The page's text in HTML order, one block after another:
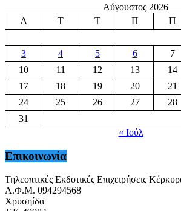
Αύγουστος 2026
Δ
Τ Τ Π Π
3
4 5 6 7
10
11 12 13 14
17
18 19 20 21
24
25 26 27 28
31
« Ιούλ
Επικοινωνία
Τηλεοπτικές Εκδοτικές Επιχειρήσεις
Α.Φ.Μ. 094294568
Χρυσηίδα